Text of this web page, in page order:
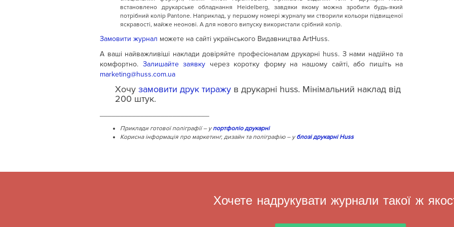
встановлено друкарське обладнання Heidelberg, завдяки якому можна зробити будь-який
потрібний колір Pantone. Наприклад, у першому номері журналу ми створили кольори підвищеної
яскравості, майже неонові. А для нового випуску використали срібний колір.
Замовити журнал можете на сайті українського Видавництва ArtHuss.
А ваші найважливіші наклади довіряйте професіоналам друкарні huss. З нами надійно та
комфортно. Залишайте заявку через коротку форму на нашому сайті, або пишіть на
marketing@huss.com.ua
Хочу замовити друк тиражу в друкарні huss. Мінімальний наклад від
200 штук.
Приклади готової поліграфії – у портфоліо друкарні
Корисна інформація про маркетинг, дизайн та поліграфію – у блозі друкарні Huss
Хочете надрукувати журнали такої ж